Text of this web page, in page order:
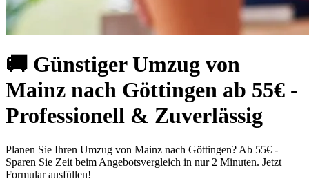
🚚 Günstiger Umzug von
Mainz nach Göttingen ab 55€ -
Professionell & Zuverlässig
Planen Sie Ihren Umzug von Mainz nach Göttingen? Ab 55€ -
Sparen Sie Zeit beim Angebotsvergleich in nur 2 Minuten. Jetzt
Formular ausfüllen!